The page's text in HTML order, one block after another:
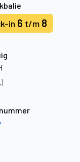
in 6 t/m 8